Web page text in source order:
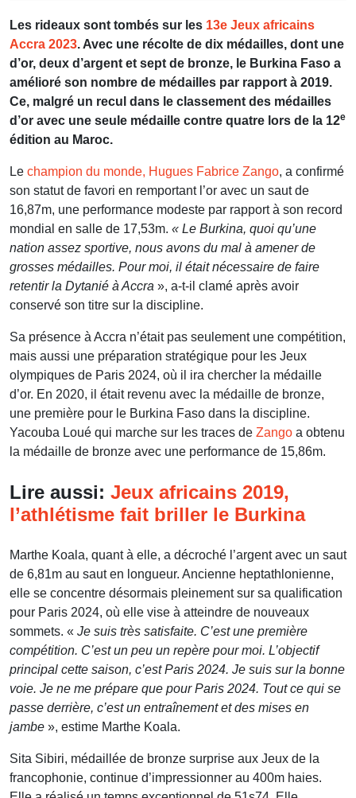
Les rideaux sont tombés sur les 13e Jeux africains
Accra 2023. Avec une récolte de dix médailles, dont une
d’or, deux d’argent et sept de bronze, le Burkina Faso a
amélioré son nombre de médailles par rapport à 2019.
Ce, malgré un recul dans le classement des médailles
d’or avec une seule médaille contre quatre lors de la 12e
édition au Maroc.
Le champion du monde, Hugues Fabrice Zango, a confirmé
son statut de favori en remportant l’or avec un saut de
16,87m, une performance modeste par rapport à son record
mondial en salle de 17,53m. « Le Burkina, quoi qu’une
nation assez sportive, nous avons du mal à amener de
grosses médailles. Pour moi, il était nécessaire de faire
retentir la Dytanié à Accra », a-t-il clamé après avoir
conservé son titre sur la discipline.
Sa présence à Accra n’était pas seulement une compétition,
mais aussi une préparation stratégique pour les Jeux
olympiques de Paris 2024, où il ira chercher la médaille
d’or. En 2020, il était revenu avec la médaille de bronze,
une première pour le Burkina Faso dans la discipline.
Yacouba Loué qui marche sur les traces de Zango a obtenu
la médaille de bronze avec une performance de 15,86m.
Lire aussi: Jeux africains 2019,
l’athlétisme fait briller le Burkina
Marthe Koala, quant à elle, a décroché l’argent avec un saut
de 6,81m au saut en longueur. Ancienne heptathlonienne,
elle se concentre désormais pleinement sur sa qualification
pour Paris 2024, où elle vise à atteindre de nouveaux
sommets. « Je suis très satisfaite. C’est une première
compétition. C’est un peu un repère pour moi. L’objectif
principal cette saison, c’est Paris 2024. Je suis sur la bonne
voie. Je ne me prépare que pour Paris 2024. Tout ce qui se
passe derrière, c’est un entraînement et des mises en
jambe », estime Marthe Koala.
Sita Sibiri, médaillée de bronze surprise aux Jeux de la
francophonie, continue d’impressionner au 400m haies.